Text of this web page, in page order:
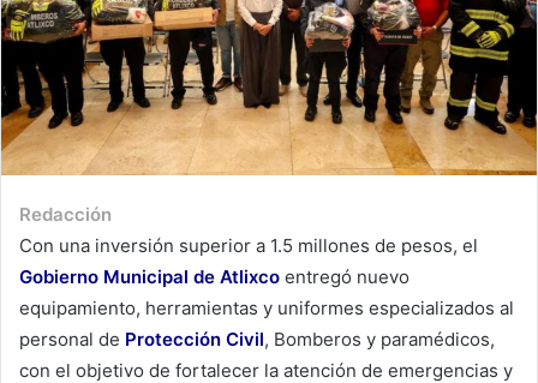
Redacción
Con una inversión superior a 1.5 millones de pesos, el
Gobierno Municipal de Atlixco entregó nuevo
equipamiento, herramientas y uniformes especializados al
personal de Protección Civil, Bomberos y paramédicos,
con el objetivo de fortalecer la atención de emergencias y